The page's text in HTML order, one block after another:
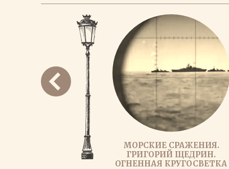
МОРСКИЕ СРАЖЕНИЯ.
ГРИГОРИЙ ЩЕДРИН.
ОГНЕННАЯ КРУГОСВЕТКА